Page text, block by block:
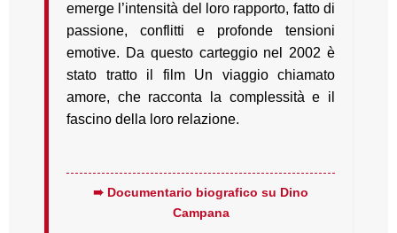
emerge l’intensità del loro rapporto, fatto di
passione, conflitti e profonde tensioni
emotive. Da questo carteggio nel 2002 è
stato tratto il film Un viaggio chiamato
amore, che racconta la complessità e il
fascino della loro relazione.
➠ Documentario biografico su Dino
Campana